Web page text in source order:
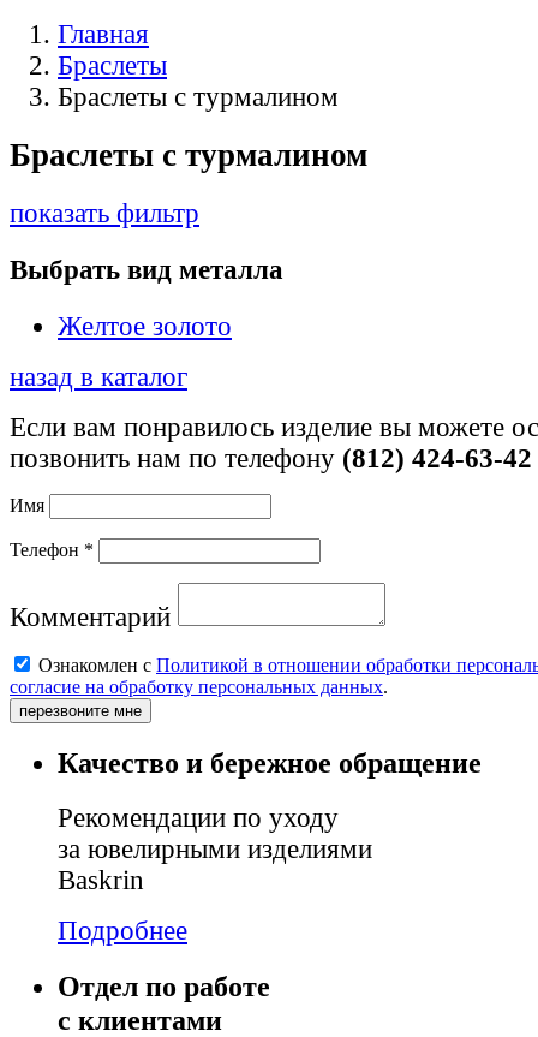
Главная
Браслеты
Браслеты c турмалином
Браслеты c турмалином
показать фильтр
Выбрать вид металла
Желтое золото
назад в каталог
Если вам понравилось изделие вы можете
позвонить нам по телефону (812) 424-63-42
Имя
Телефон *
Комментарий
Ознакомлен с Политикой в отношении обработки
согласие на обработку персональных данных.
перезвоните мне
Качество и бережное обращение
Рекомендации по уходу
за ювелирными изделиями
Baskrin
Подробнее
Отдел по работе
с клиентами